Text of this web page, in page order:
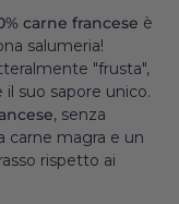
carne francese è
salumeria!
"frusta",
suo sapore unico.
, senza
carne magra e un
rispetto ai